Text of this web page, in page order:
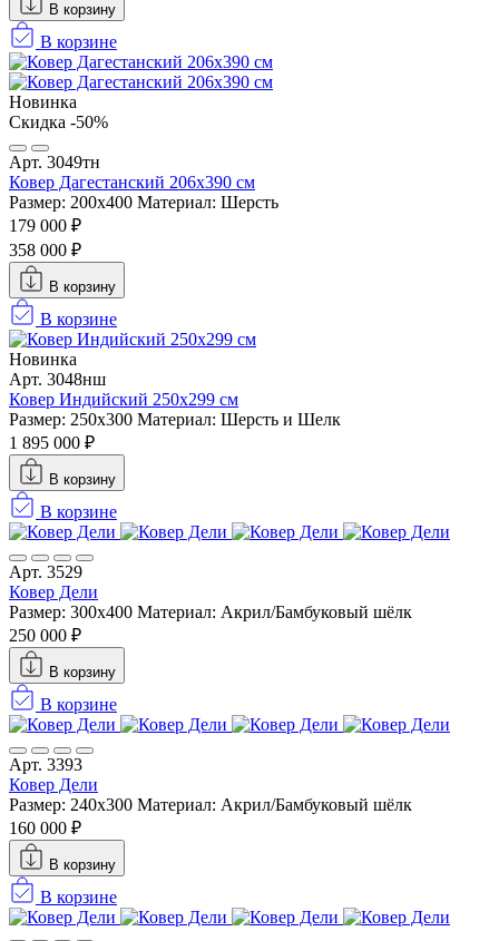
В корзину
В корзине
Новинка
Скидка -50%
Арт. 3049тн
Ковер Дагестанский 206x390 см
Размер: 200х400 Материал: Шерсть
179 000 ₽
358 000 ₽
В корзину
В корзине
Новинка
Арт. 3048нш
Ковер Индийский 250x299 см
Размер: 250x300 Материал: Шерсть и Шелк
1 895 000 ₽
В корзину
В корзине
Арт. 3529
Ковер Дели
Размер: 300х400 Материал: Акрил/Бамбуковый шёлк
250 000 ₽
В корзину
В корзине
Арт. 3393
Ковер Дели
Размер: 240х300 Материал: Акрил/Бамбуковый шёлк
160 000 ₽
В корзину
В корзине